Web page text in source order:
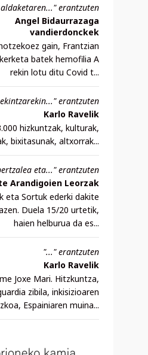
erantzuten
Angel Bidaurrazaga
vandierdonckek
gain, Frantzian
batek hemofilia A
rekin lotu ditu Covid t...
erantzuten
Karlo Ravelik
hizkuntzak, kulturak,
bixitasunak, altxorrak...
eta..." erantzuten
Arandigoien Leorzak
eta Sortuk ederki dakite
Duela 15/20 urtetik,
haien helburua da es...
"..." erantzuten
Karlo Ravelik
Joxe Mari. Hitzkuntza,
zibila, inkisizioaren
Espainiaren muina...